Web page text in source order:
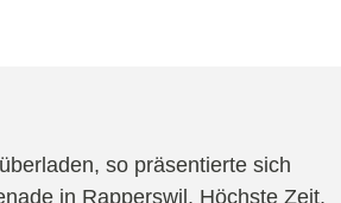
so präsentierte sich
in Rapperswil. Höchste Zeit,